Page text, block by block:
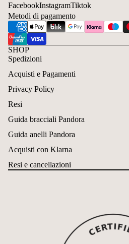
FacebookInstagramTiktok
Metodi di pagamento
SHOP
Spedizioni
Acquisti e Pagamenti
Privacy Policy
Resi
Guida bracciali Pandora
Guida anelli Pandora
Acquisti con Klarna
Resi e cancellazioni